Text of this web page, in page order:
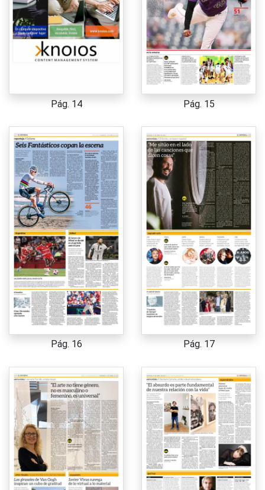
Pág. 14 Pág. 15
Pág. 16 Pág. 17